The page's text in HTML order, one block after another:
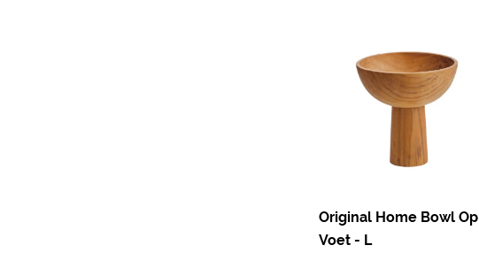
Original Home Bowl Op
Voet - L